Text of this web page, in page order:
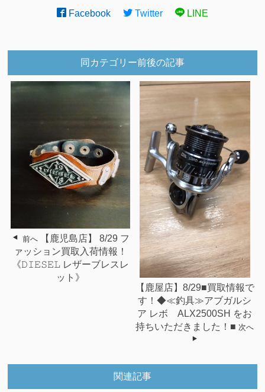
Facebook Twitter LINE
同カテゴリー前後の記事
前へ
【鹿児島店】 8/29 フ
ァッション買取入荷情報！
《𝙳𝙸𝙴𝚂𝙴𝙻 レザーブレスレ
ット》
【鹿屋店】8/29■買取情報で
す！◆≪釣具≫アブガルシ
ア レボ ALX2500SH をお
持ちいただきました！■ 次へ
関連記事